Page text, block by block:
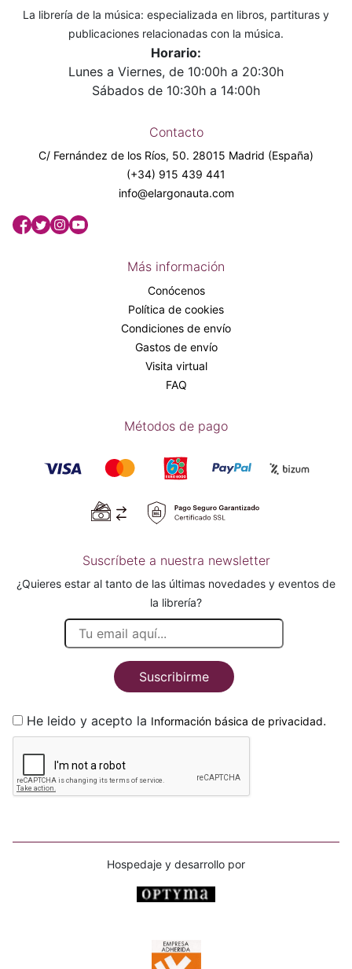
La librería de la música: especializada en libros, partituras y
publicaciones relacionadas con la música.
Horario:
Lunes a Viernes, de 10:00h a 20:30h
Sábados de 10:30h a 14:00h
Contacto
C/ Fernández de los Ríos, 50. 28015 Madrid (España)
(+34) 915 439 441
info@elargonauta.com
Más información
Conócenos
Política de cookies
Condiciones de envío
Gastos de envío
Visita virtual
FAQ
Métodos de pago
Suscríbete a nuestra newsletter
¿Quieres estar al tanto de las últimas novedades y eventos de
la librería?
Suscribirme
He leido y acepto la Información básica de privacidad.
Hospedaje y desarrollo por